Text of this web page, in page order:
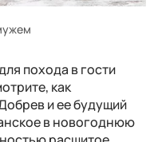
похода в гости
как
и ее будущий
в новогоднюю